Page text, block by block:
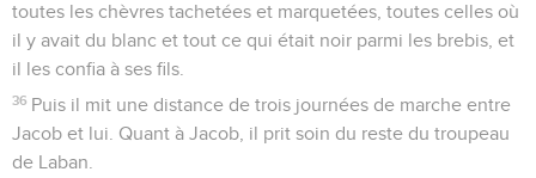
toutes les chèvres tachetées et marquetées, toutes celles où
il y avait du blanc et tout ce qui était noir parmi les brebis, et
il les confia à ses fils.
36 Puis il mit une distance de trois journées de marche entre
Jacob et lui. Quant à Jacob, il prit soin du reste du troupeau
de Laban.